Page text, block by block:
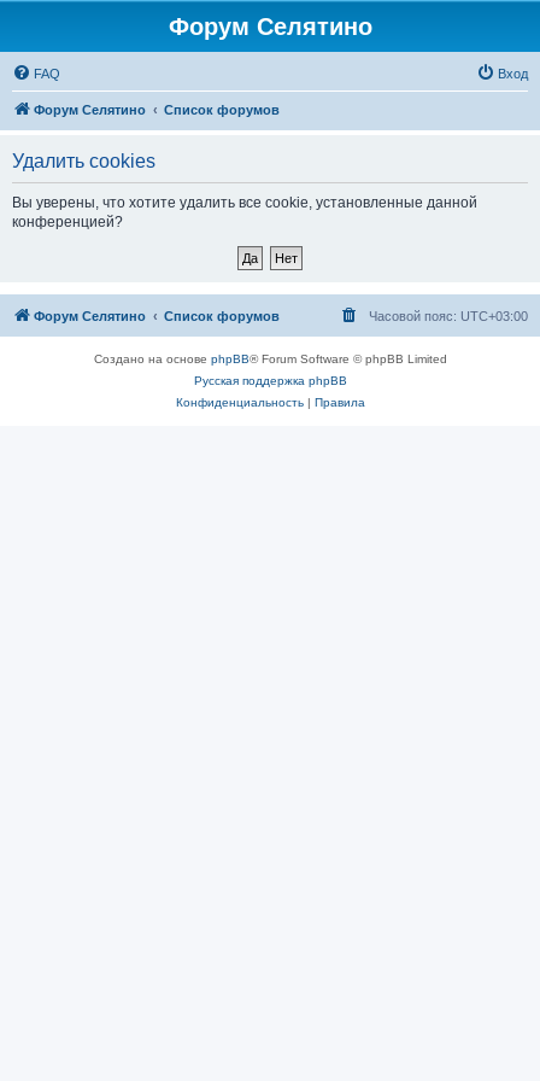
Форум Селятино
FAQ Вход
Форум Селятино Список форумов
Удалить cookies
Вы уверены, что хотите удалить все cookie, установленные данной
конференцией?
Форум Селятино Список форумов Часовой пояс: UTC+03:00
Создано на основе phpBB® Forum Software © phpBB Limited
Русская поддержка phpBB
Конфиденциальность| Правила